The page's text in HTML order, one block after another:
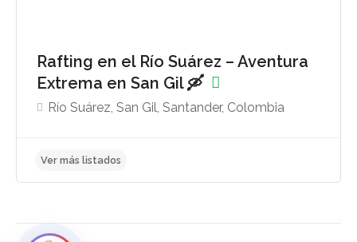
Rafting en el Río Suárez – Aventura
Extrema en San Gil 🛶
Río Suárez, San Gil, Santander, Colombia